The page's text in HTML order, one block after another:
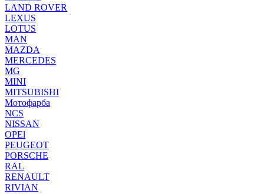
LAND ROVER
LEXUS
LOTUS
MAN
MAZDA
MERCEDES
MG
MINI
MITSUBISHI
Мотофарба
NCS
NISSAN
OPEl
PEUGEOT
PORSCHE
RAL
RENAULT
RIVIAN